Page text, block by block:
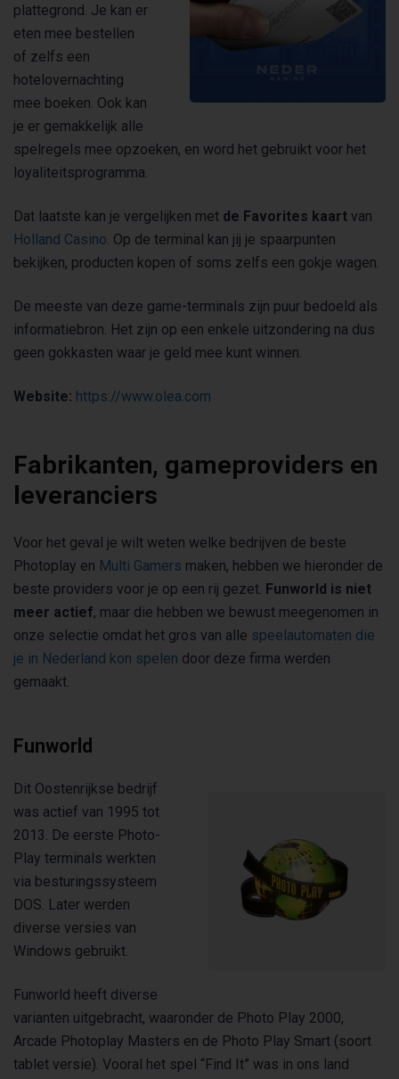
plattegrond. Je kan er
eten mee bestellen
of zelfs een
hotelovernachting
mee boeken. Ook kan
je er gemakkelijk alle
spelregels mee opzoeken, en word het gebruikt voor het
loyaliteitsprogramma.
Dat laatste kan je vergelijken met de Favorites kaart van
Holland Casino . Op de terminal kan jij je spaarpunten
bekijken, producten kopen of soms zelfs een gokje wagen.
De meeste van deze game-terminals zijn puur bedoeld als
informatiebron. Het zijn op een enkele uitzondering na dus
geen gokkasten waar je geld mee kunt winnen.
Website: https://www.olea.com
Fabrikanten, gameproviders en
leveranciers
Voor het geval je wilt weten welke bedrijven de beste
Photoplay en Multi Gamers maken, hebben we hieronder de
beste providers voor je op een rij gezet. Funworld is niet
meer actief, maar die hebben we bewust meegenomen in
onze selectie omdat het gros van alle speelautomaten die
je in Nederland kon spelen door deze firma werden
gemaakt.
Funworld
Dit Oostenrijkse bedrijf
was actief van 1995 tot
2013. De eerste Photo-
Play terminals werkten
via besturingssysteem
DOS. Later werden
diverse versies van
Windows gebruikt.
Funworld heeft diverse
varianten uitgebracht, waaronder de Photo Play 2000,
Arcade Photoplay Masters en de Photo Play Smart (soort
tablet versie). Vooral het spel “Find It” was in ons land